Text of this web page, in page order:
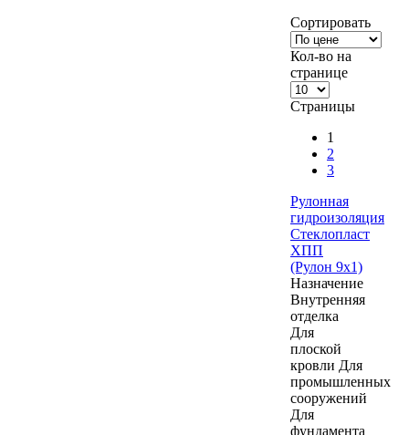
Сортировать
Кол-во на
странице
Страницы
1
2
3
Рулонная
гидроизоляция
Стеклопласт
ХПП
(Рулон 9х1)
Назначение
Внутренняя
отделка
Для
плоской
кровли Для
промышленных
сооружений
Для
фундамента